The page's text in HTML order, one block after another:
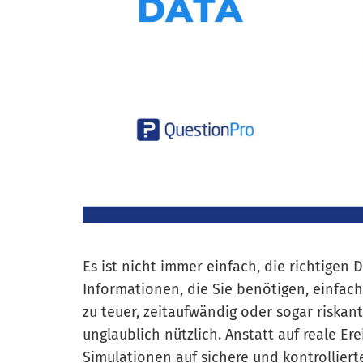
Es ist nicht immer einfach, die richtigen
Informationen, die Sie benötigen,
zu teuer, zeitaufwändig oder sogar
unglaublich nützlich. Anstatt auf reale
Simulationen auf sichere und